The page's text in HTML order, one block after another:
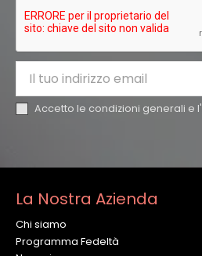
Accetto le condizioni generali e l'
La Nostra Azienda
Chi siamo
Programma Fedeltà